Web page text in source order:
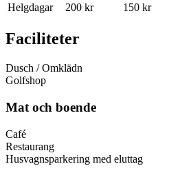
Helgdagar
200 kr 150 kr
Faciliteter
Dusch / Omklädn
Golfshop
Mat och boende
Café
Restaurang
Husvagnsparkering med eluttag